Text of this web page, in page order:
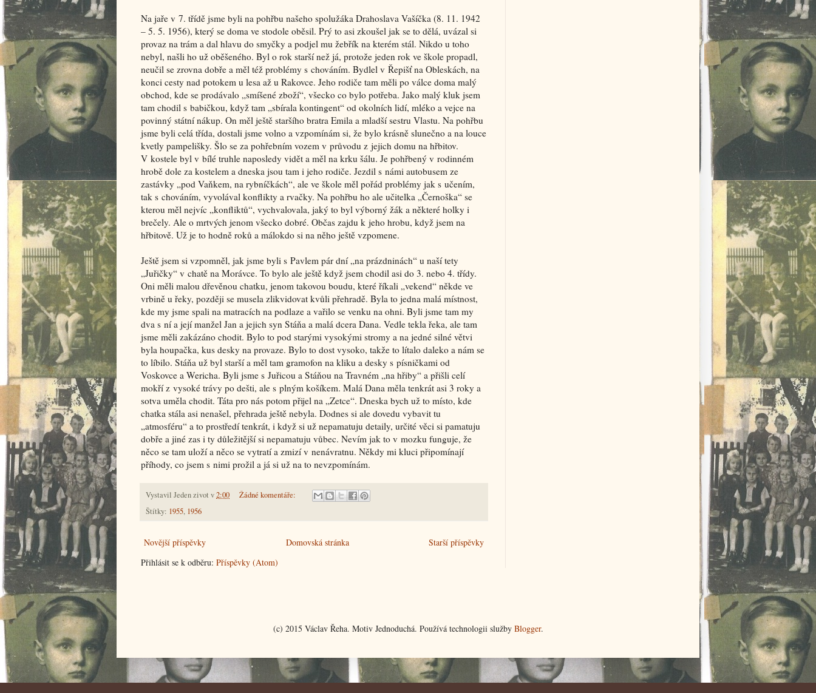
Na jaře v 7. třídě jsme byli na pohřbu našeho spolužáka Drahoslava Vašíčka (8. 11. 1942
– 5. 5. 1956), který se doma ve stodole oběsil. Prý to asi zkoušel jak se to dělá, uvázal si
provaz na trám a dal hlavu do smyčky a podjel mu žebřík na kterém stál. Nikdo u toho
nebyl, našli ho už oběšeného. Byl o rok starší než já, protože jeden rok ve škole propadl,
neučil se zrovna dobře a měl též problémy s chováním. Bydlel v Řepišť na Obleskách, na
konci cesty nad potokem u lesa až u Rakovce. Jeho rodiče tam měli po válce doma malý
obchod, kde se prodávalo „smíšené zboží“, všecko co bylo potřeba. Jako malý kluk jsem
tam chodil s babičkou, když tam „sbírala kontingent“ od okolních lidí, mléko a vejce na
povinný státní nákup. On měl ještě staršího bratra Emila a mladší sestru Vlastu. Na pohřbu
jsme byli celá třída, dostali jsme volno a vzpomínám si, že bylo krásně slunečno a na louce
kvetly pampelišky. Šlo se za pohřebním vozem v průvodu z jejich domu na hřbitov.
V kostele byl v bílé truhle naposledy vidět a měl na krku šálu. Je pohřbený v rodinném
hrobě dole za kostelem a dneska jsou tam i jeho rodiče. Jezdil s námi autobusem ze
zastávky „pod Vaňkem, na rybníčkách“, ale ve škole měl pořád problémy jak s učením,
tak s chováním, vyvolával konflikty a rvačky. Na pohřbu ho ale učitelka „Černoška“ se
kterou měl nejvíc „konfliktů“, vychvalovala, jaký to byl výborný žák a některé holky i
brečely. Ale o mrtvých jenom všecko dobré. Občas zajdu k jeho hrobu, když jsem na
hřbitově. Už je to hodně roků a málokdo si na něho ještě vzpomene.
Ještě jsem si vzpomněl, jak jsme byli s Pavlem pár dní „na prázdninách“ u naší tety
„Juřičky“ v chatě na Morávce. To bylo ale ještě když jsem chodil asi do 3. nebo 4. třídy.
Oni měli malou dřevěnou chatku, jenom takovou boudu, které říkali „vekend“ někde ve
vrbině u řeky, později se musela zlikvidovat kvůli přehradě. Byla to jedna malá místnost,
kde my jsme spali na matracích na podlaze a vařilo se venku na ohni. Byli jsme tam my
dva s ní a její manžel Jan a jejich syn Stáňa a malá dcera Dana. Vedle tekla řeka, ale tam
jsme měli zakázáno chodit. Bylo to pod starými vysokými stromy a na jedné silné větvi
byla houpačka, kus desky na provaze. Bylo to dost vysoko, takže to lítalo daleko a nám se
to líbilo. Stáňa už byl starší a měl tam gramofon na kliku a desky s písničkami od
Voskovce a Wericha. Byli jsme s Juřicou a Stáňou na Travném „na hřiby“ a přišli celí
mokří z vysoké trávy po dešti, ale s plným košíkem. Malá Dana měla tenkrát asi 3 roky a
sotva uměla chodit. Táta pro nás potom přijel na „Zetce“. Dneska bych už to místo, kde
chatka stála asi nenašel, přehrada ještě nebyla. Dodnes si ale dovedu vybavit tu
„atmosféru“ a to prostředí tenkrát, i když si už nepamatuju detaily, určité věci si pamatuju
dobře a jiné zas i ty důležitější si nepamatuju vůbec. Nevím jak to v mozku funguje, že
něco se tam uloží a něco se vytratí a zmizí v nenávratnu. Někdy mi kluci připomínají
příhody, co jsem s nimi prožil a já si už na to nevzpomínám.
Vystavil Jeden zivot v2:00
Žádné komentáře:
Štítky: 1955, 1956
Novější příspěvky Starší příspěvky
Domovská stránka
Přihlásit se k odběru: Příspěvky (Atom)
(c) 2015 Václav Řeha. Motiv Jednoduchá. Používá technologii služby Blogger.